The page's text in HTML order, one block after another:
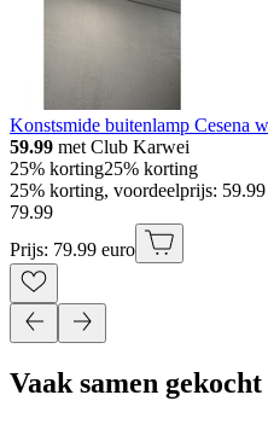
Konstsmide buitenlamp Cesena
59.99 met Club Karwei
25% korting25% korting
25% korting, voordeelprijs:
79.99
Prijs: 79.99 euro
Vaak samen gekocht